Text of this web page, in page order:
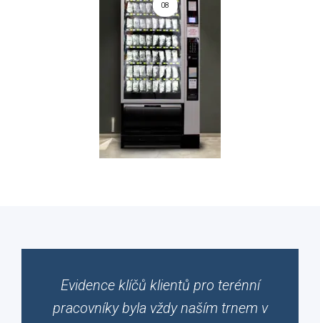
08
Evidence klíčů klientů pro terénní
pracovníky byla vždy naším trnem v